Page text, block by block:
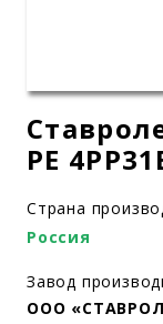
PE
Страна
Россия
Завод
ООО